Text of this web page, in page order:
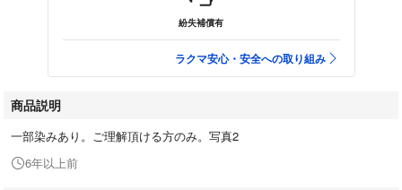
紛失補償有
ラクマ安心・安全への取り組み
商品説明
一部染みあり。ご理解頂ける方のみ。写真2
6年以上前